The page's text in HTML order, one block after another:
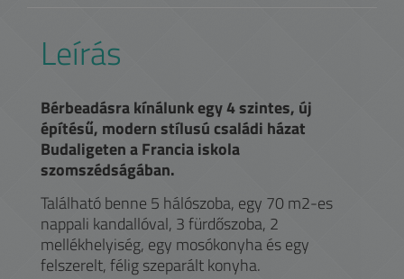
Leírás
Bérbeadásra kínálunk egy 4 szintes, új
építésű, modern stílusú családi házat
Budaligeten a Francia iskola
szomszédságában.
Található benne 5 hálószoba, egy 70 m2-es
nappali kandallóval, 3 fürdőszoba, 2
mellékhelyiség, egy mosókonyha és egy
felszerelt, félig szeparált konyha.